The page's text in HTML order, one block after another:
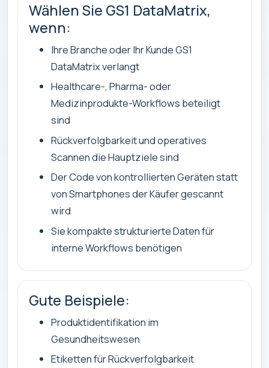
Wählen Sie GS1 DataMatrix,
wenn:
Ihre Branche oder Ihr Kunde GS1
DataMatrix verlangt
Healthcare-, Pharma- oder
Medizinprodukte-Workflows beteiligt
sind
Rückverfolgbarkeit und operatives
Scannen die Hauptziele sind
Der Code von kontrollierten Geräten statt
von Smartphones der Käufer gescannt
wird
Sie kompakte strukturierte Daten für
interne Workflows benötigen
Gute Beispiele:
Produktidentifikation im
Gesundheitswesen
Etiketten für Rückverfolgbarkeit